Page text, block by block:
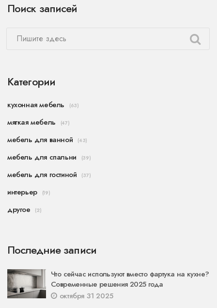
объясняется простым и понятным языком.
Поиск записей
Категории
кухонная мебель (63)
мягкая мебель (47)
мебель для ванной (43)
мебель для спальни (39)
мебель для гостиной (37)
интерьер (19)
другое (2)
Последние записи
Что сейчас используют вместо фартука на кухне?
Современные решения 2025 года
октября 31 2025